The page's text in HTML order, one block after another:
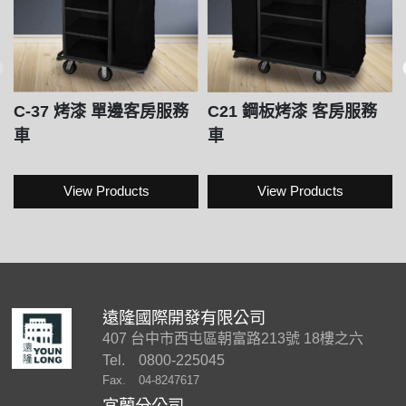
C-37 烤漆 單邊客房服務
車
View Products
C21 鋼板烤漆 客房服務
車
View Products
遠隆國際開發有限公司
407 台中市西屯區朝富路213號 18樓之六
Tel.
0800-225045
Fax. 04-8247617